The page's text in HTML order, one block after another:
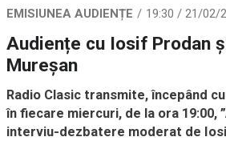
EMISIUNEA AUDIENȚE 19:30 / 21/02/
Audiențe cu Iosif Prodan
Mureșan
Radio Clasic transmite, începând
în fiecare miercuri, de la ora 19:00,
interviu-dezbatere moderat de